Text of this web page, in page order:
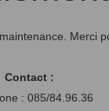
Merci
Contact :
: 085/84.96.36